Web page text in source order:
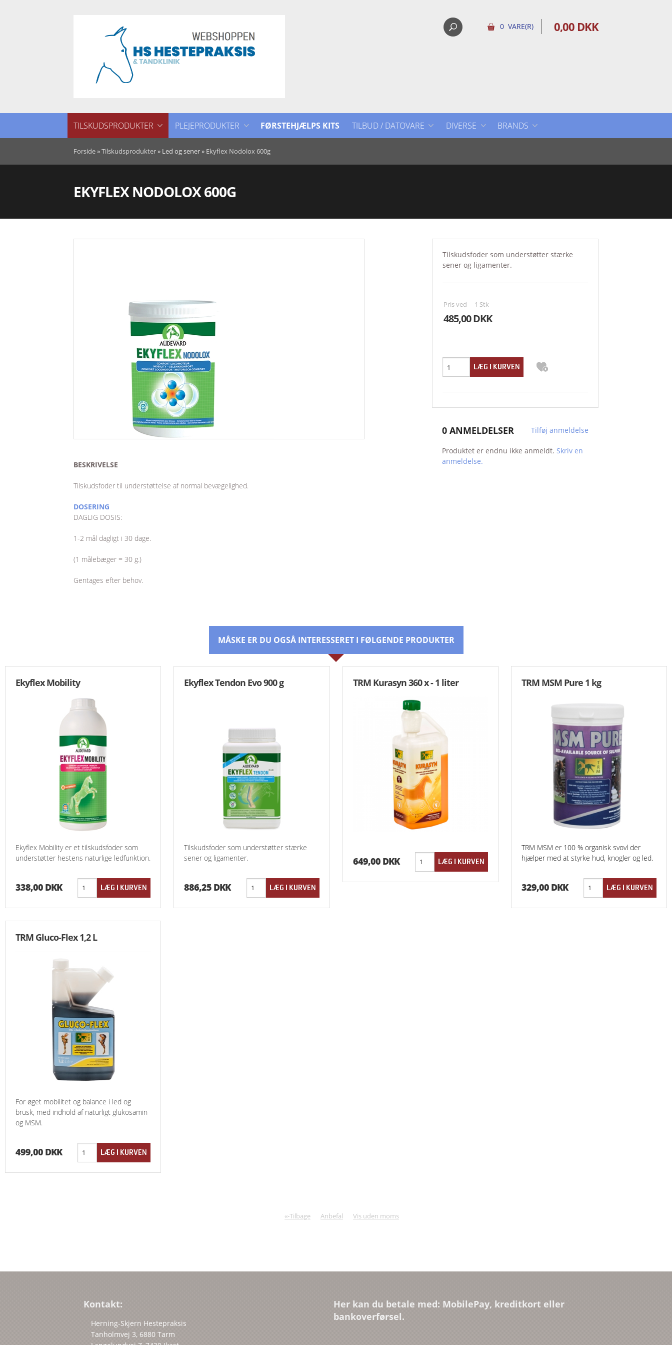
0 VARE(R) 0,00 DKK
TILSKUDSPRODUKTER
LUFTVEJE
ADFÆRD
ELEKTROLYTTER
ENERGI
VITAMIN OG MINERAL
PLEJEPRODUKTER
HOVE
MUK
STALD APOTEKET
SÅRPLEJE
FØRSTEHJÆLPS KITS TILBUD / DATOVARE DIVERSE BRANDS
EQUISTRO
EQUITOP
ICHTHO VET
PROTEXIN
SUCCEED
TRM
Forside»Tilskudsprodukter» Led og sener» Ekyflex Nodolox 600g
EKYFLEX NODOLOX 600G
BESKRIVELSE
Tilskudsfoder til understøttelse af normal bevægelighed.
DOSERING
DAGLIG DOSIS:
1-2 mål dagligt i 30 dage.
(1 målebæger = 30 g.)
Gentages efter behov.
Tilskudsfoder som understøtter stærke
sener og ligamenter.
Pris ved 1 Stk
485,00 DKK
0 ANMELDELSER Tilføj anmeldelse
Produktet er endnu ikke anmeldt. Skriv en
anmeldelse.
MÅSKE ER DU OGSÅ INTERESSERET I FØLGENDE PRODUKTER
Ekyflex Mobility
Ekyflex Mobility er et tilskudsfoder som
understøtter hestens naturlige ledfunktion.
338,00 DKK
TRM Gluco-Flex 1,2 L
For øget mobilitet og balance i led og
brusk, med indhold af naturligt glukosamin
og MSM.
499,00 DKK
Ekyflex Tendon Evo 900 g
Tilskudsfoder som understøtter stærke
sener og ligamenter.
886,25 DKK
TRM Kurasyn 360 x - 1 liter
649,00 DKK
TRM MSM Pure 1 kg
TRM MSM er 100 % organisk svovl der
hjælper med at styrke hud, knogler og led.
329,00 DKK
«-Tilbage Anbefal Vis uden moms
Kontakt:
Herning-Skjern Hestepraksis
Tanholmvej 3, 6880 Tarm
Her kan du betale med: MobilePay, kreditkort eller
bankoverførsel.